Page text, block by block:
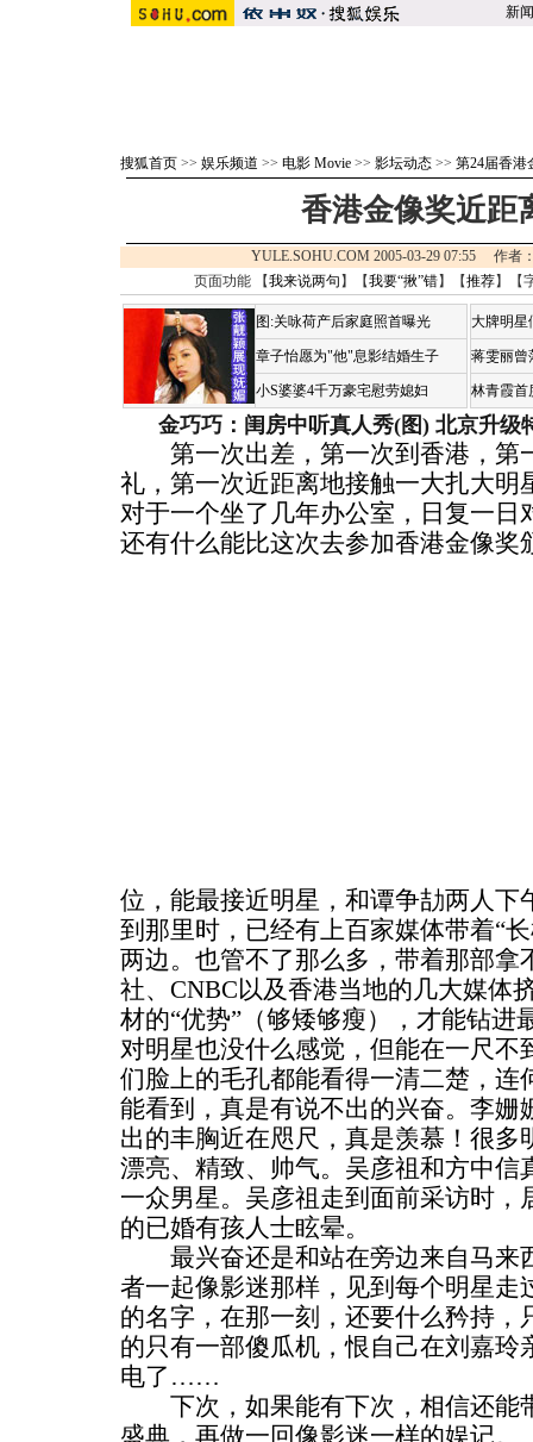
新闻
搜狐首页>> 娱乐频道 >> 电影 Movie>> 影坛动态>> 第24届香港
香港金像奖近距
YULE.SOHU.COM 2005-03-29 07:55 作
页面功能 【我来说两句 】【我要“揪”错】【推荐】【
图:关咏荷产后家庭照首曝光
章子怡愿为"他"息影结婚生子
小S婆婆4千万豪宅慰劳媳妇
大牌明星
蒋雯丽曾
林青霞首
金巧巧：闺房中听真人秀(图) 北京升级
第一次出差，第一次到香港，第
礼，第一次近距离地接触一大扎大明
对于一个坐了几年办公室，日复一日
还有什么能比这次去参加香港金像奖
位，能最接近明星，和谭争劼两人下
到那里时，已经有上百家媒体带着“
两边。也管不了那么多，带着那部拿
社、CNBC以及香港当地的几大媒体
材的“优势”（够矮够瘦），才能钻进
对明星也没什么感觉，但能在一尺不
们脸上的毛孔都能看得一清二楚，连
能看到，真是有说不出的兴奋。李姗
出的丰胸近在咫尺，真是羡慕！很多
漂亮、精致、帅气。吴彦祖和方中信
一众男星。吴彦祖走到面前采访时，
的已婚有孩人士眩晕。
最兴奋还是和站在旁边来自马来
者一起像影迷那样，见到每个明星走
的名字，在那一刻，还要什么矜持，
的只有一部傻瓜机，恨自己在刘嘉玲
电了……
下次，如果能有下次，相信还能
盛典，再做一回像影迷一样的娱记。